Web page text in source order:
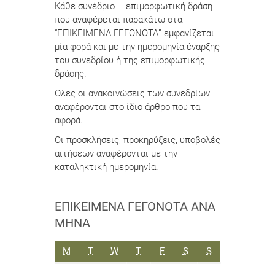
Κάθε συνέδριο – επιμορφωτική δράση
που αναφέρεται παρακάτω στα
“ΕΠΙΚΕΙΜΕΝΑ ΓΕΓΟΝΟΤΑ” εμφανίζεται
μία φορά και με την ημερομηνία έναρξης
του συνεδρίου ή της επιμορφωτικής
δράσης.
Όλες οι ανακοινώσεις των συνεδρίων
αναφέρονται στο ίδιο άρθρο που τα
αφορά.
Οι προσκλήσεις, προκηρύξεις, υποβολές
αιτήσεων αναφέρονται με την
καταληκτική ημερομηνία.
ΕΠΙΚΕΊΜΕΝΑ ΓΕΓΟΝΌΤΑ ΑΝΆ
ΜΉΝΑ
M ΔΕΥΤΈΡΑ
TΤΡΊΤΗ
WΤΕΤΆΡΤΗ
TΠΈΜΠΤΗ
FΠΑΡΑΣΚΕΥΉ
SΣΆΒΒΑΤΟ
SΚΥΡΙΑΚΉ